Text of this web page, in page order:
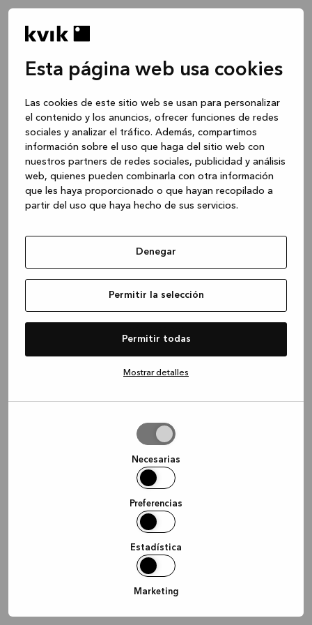
Esta página web usa cookies
Las cookies de este sitio web se usan para personalizar
el contenido y los anuncios, ofrecer funciones de redes
sociales y analizar el tráfico. Además, compartimos
información sobre el uso que haga del sitio web con
nuestros partners de redes sociales, publicidad y análisis
web, quienes pueden combinarla con otra información
que les haya proporcionado o que hayan recopilado a
partir del uso que haya hecho de sus servicios.
Denegar
Permitir la selección
Permitir todas
Mostrar detalles
Necesarias
Preferencias
Estadística
Marketing
Application error: a client-side exception has occurred
loadingwww.kvik.es (see the browser console for more